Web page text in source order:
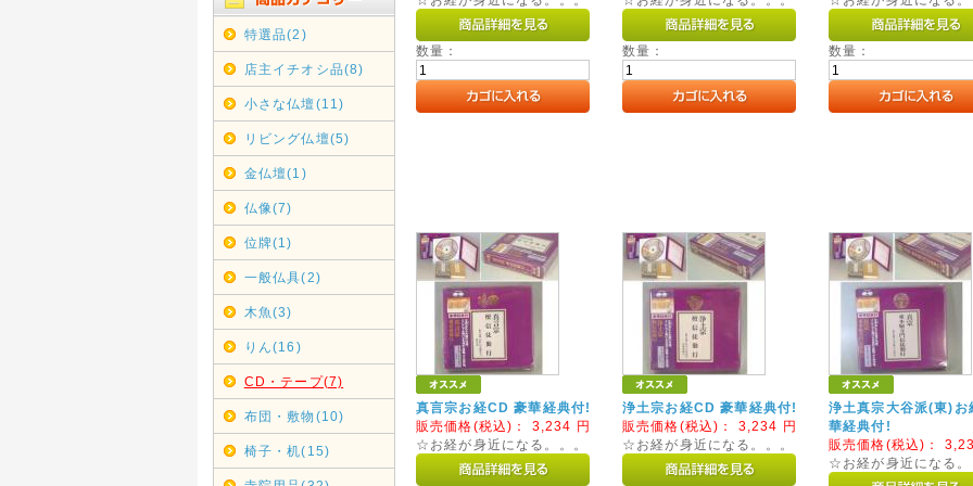
特選品(2)
店主イチオシ品(8)
小さな仏壇(11)
リビング仏壇(5)
金仏壇(1)
仏像(7)
位牌(1)
一般仏具(2)
木魚(3)
りん(16)
CD・テープ(7)
布団・敷物(10)
椅子・机(15)
数量： 数量： 数量：
真言宗お経CD 豪華経典付!
販売価格(税込)： 3,234 円
☆お経が身近になる。。。
浄土宗お経CD 豪華経典付!
販売価格(税込)： 3,234 円
☆お経が身近になる。。。
浄土真宗大谷派(東)お
華経典付!
販売価格(税込)：
☆お経が身近になる。